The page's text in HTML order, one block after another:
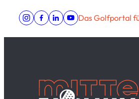
Das Golfportal